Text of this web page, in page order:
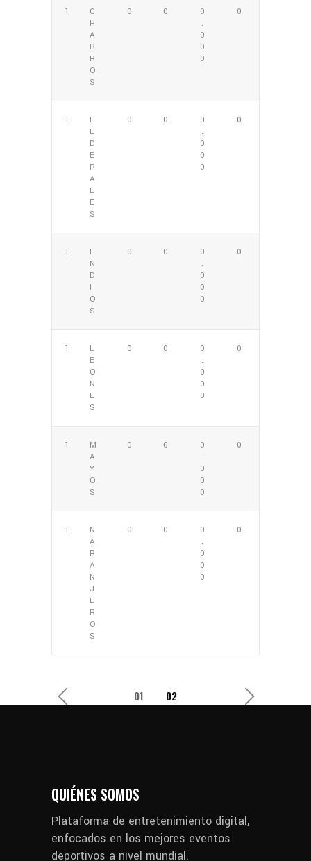
1
C
H
A
R
R
O
S
0 0
0
.
0
0
0
0
1
F
E
D
E
R
A
L
E
S
0 0
0
.
0
0
0
0
1
I
N
D
I
O
S
0 0
0
.
0
0
0
0
1
L
E
O
N
E
S
0 0
0
.
0
0
0
0
1
M
A
Y
O
S
0 0
0
.
0
0
0
0
1
N
A
R
A
N
J
E
R
O
S
0 0
0
.
0
0
0
0
1 2
QUIÉNES SOMOS
Plataforma de entretenimiento digital,
enfocados en los mejores eventos
deportivos a nivel mundial.